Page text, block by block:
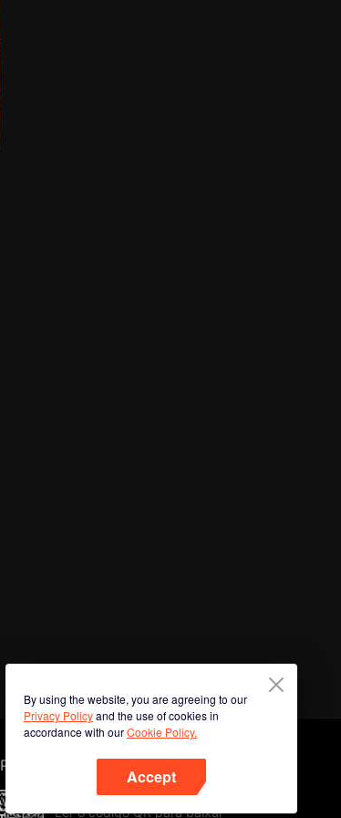
By using the website, you are agreeing to our
Privacy Policyand the use of cookies in
accordance with ourCookie Policy.
Accept
Phone
Ler o código QR para baixar